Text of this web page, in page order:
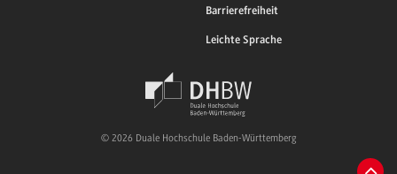
Barrierefreiheit
Leichte Sprache
© 2026 Duale Hochschule Baden-Württemberg